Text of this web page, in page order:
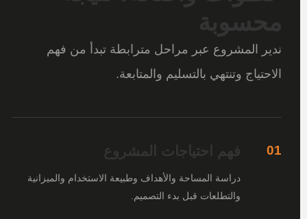
محسوبة
ندير المشروع عبر مراحل مترابطة تبدأ من فهم
الاحتياج وتنتهي بالتسليم والمتابعة.
01 فهم احتياجات المشروع
دراسة المساحة والأهداف وطبيعة الاستخدام والميزانية
والتطلعات قبل بدء التصميم.